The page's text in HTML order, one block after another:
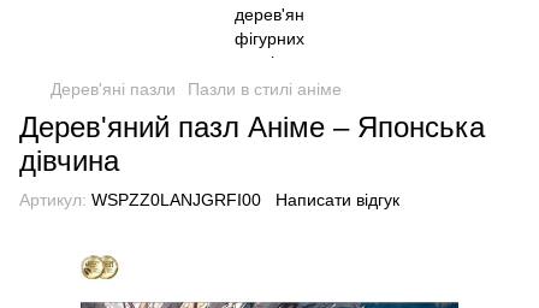
Дерев'яні пазли Пазли в стилі аніме
Дерев'яний пазл Аніме – Японська
дівчина
Артикул: WSPZZ0LANJGRFI00 Написати відгук